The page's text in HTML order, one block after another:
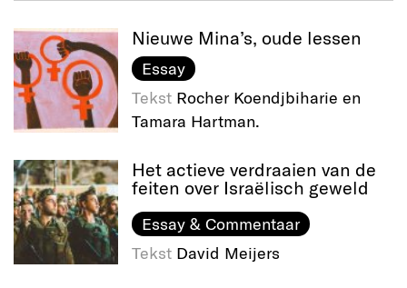
Nieuwe Mina’s, oude lessen
Essay
Tekst Rocher Koendjbiharie en
Tamara Hartman.
Het actieve verdraaien van de
feiten over Israëlisch geweld
Essay & Commentaar
Tekst David Meijers